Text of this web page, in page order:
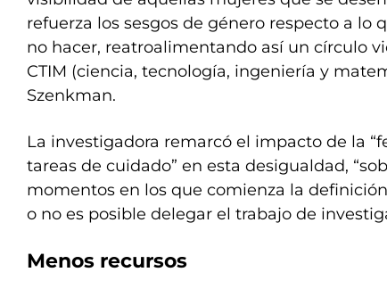
refuerza los sesgos de género respecto a lo
no hacer, reatroalimentando así un círculo
CTIM (ciencia, tecnología, ingeniería y
Szenkman.
La investigadora remarcó el impacto de la
tareas de cuidado” en esta desigualdad,
momentos en los que comienza la
o no es posible delegar el trabajo de
Menos recursos